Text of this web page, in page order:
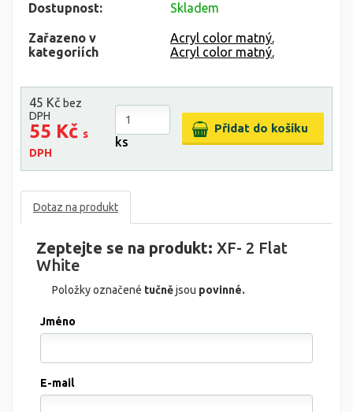
Dostupnost: Skladem
Zařazeno v
kategoriích
Acryl color matný,
Acryl color matný,
45 Kč bez
DPH
55 Kč s
DPH
ks
Dotaz na produkt
Zeptejte se na produkt: XF- 2 Flat
White
Položky označené tučnějsou povinné.
Jméno
E-mail